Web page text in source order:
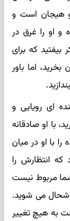
هیجان است و
و او را غرق در
که برای
اما باور
ای رویایی و
با او صادقانه
با او در میان
انتظارش را
مربوط نیست
می شوید.
به هیچ تغییر